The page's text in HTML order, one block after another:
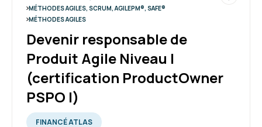
Mehedi S.
Très bon formateur et excellente approche
MÉTHODES AGILES, SCRUM, AGILEPM®, SAFE®
MÉTHODES AGILES
Devenir responsable de
Produit Agile Niveau I
(certification ProductOwner
PSPO I)
FINANCÉ ATLAS